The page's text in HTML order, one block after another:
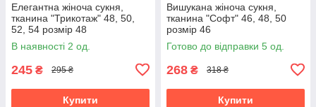
Елегантна жіноча сукня,
тканина "Трикотаж" 48, 50,
52, 54 розмір 48
В наявності 2 од.
245 ₴ 295 ₴
Купити
Вишукана жіноча сукня,
тканина "Софт" 46, 48, 50
розмір 46
Готово до відправки 5 од.
268 ₴ 318 ₴
Купити